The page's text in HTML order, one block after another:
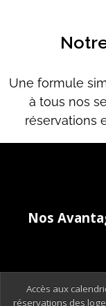
Une formule
à tous nos
réservations
Nos
Accès aux
réservations des